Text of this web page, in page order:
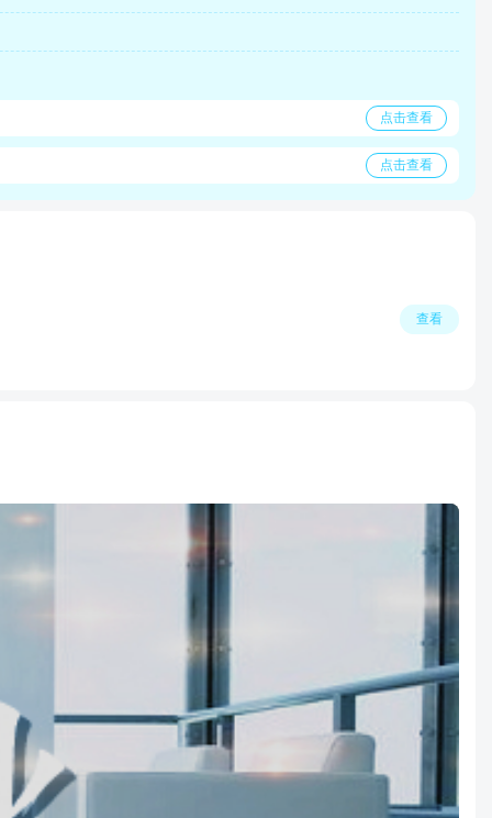
点击查看
点击查看
查看